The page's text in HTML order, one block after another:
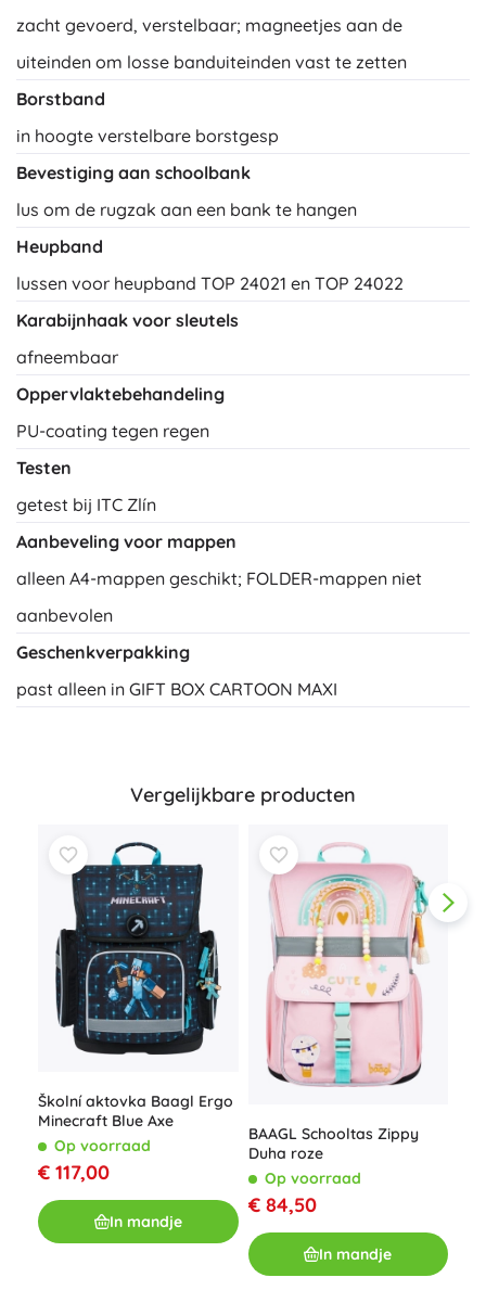
zacht gevoerd, verstelbaar; magneetjes aan de
uiteinden om losse banduiteinden vast te zetten
Borstband
in hoogte verstelbare borstgesp
Bevestiging aan schoolbank
lus om de rugzak aan een bank te hangen
Heupband
lussen voor heupband TOP 24021 en TOP 24022
Karabijnhaak voor sleutels
afneembaar
Oppervlaktebehandeling
PU-coating tegen regen
Testen
getest bij ITC Zlín
Aanbeveling voor mappen
alleen A4-mappen geschikt; FOLDER-mappen niet
aanbevolen
Geschenkverpakking
past alleen in GIFT BOX CARTOON MAXI
Vergelijkbare producten
Školní aktovka Baagl Ergo
Minecraft Blue Axe
Op voorraad
€ 117,00
In mandje
BAAGL Schooltas Zippy
Duha roze
Op voorraad
€ 84,50
In mandje